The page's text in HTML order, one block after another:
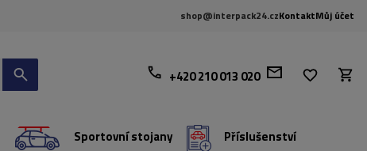
shop@interpack24.czKontaktMůj účet
+420 210 013 020
Sportovní stojany Příslušenství